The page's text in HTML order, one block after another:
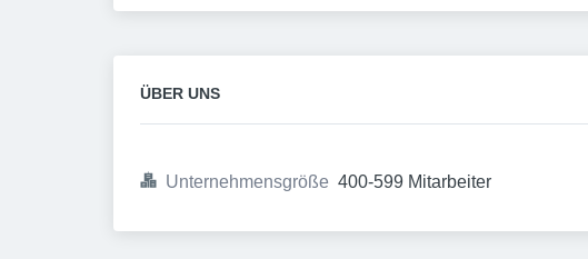
ÜBER UNS
Unternehmensgröße 400-599 Mitarbeiter